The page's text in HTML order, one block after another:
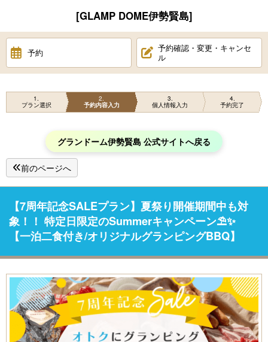
[GLAMP DOME伊勢賢島]
予約
予約確認・変更・キャンセ
ル
1
プラン選択
2
予約内容入力
3
個人情報入力
4
予約完了
グランドーム伊勢賢島 公式サイトへ戻る
前のページへ
【7周年記念SALEプラン】夏祭り開催期間中も対
象！！ 特定日限定のSummerキャンペーン⛱️✨
【一泊二食付き/オリジナルグランピングBBQ】